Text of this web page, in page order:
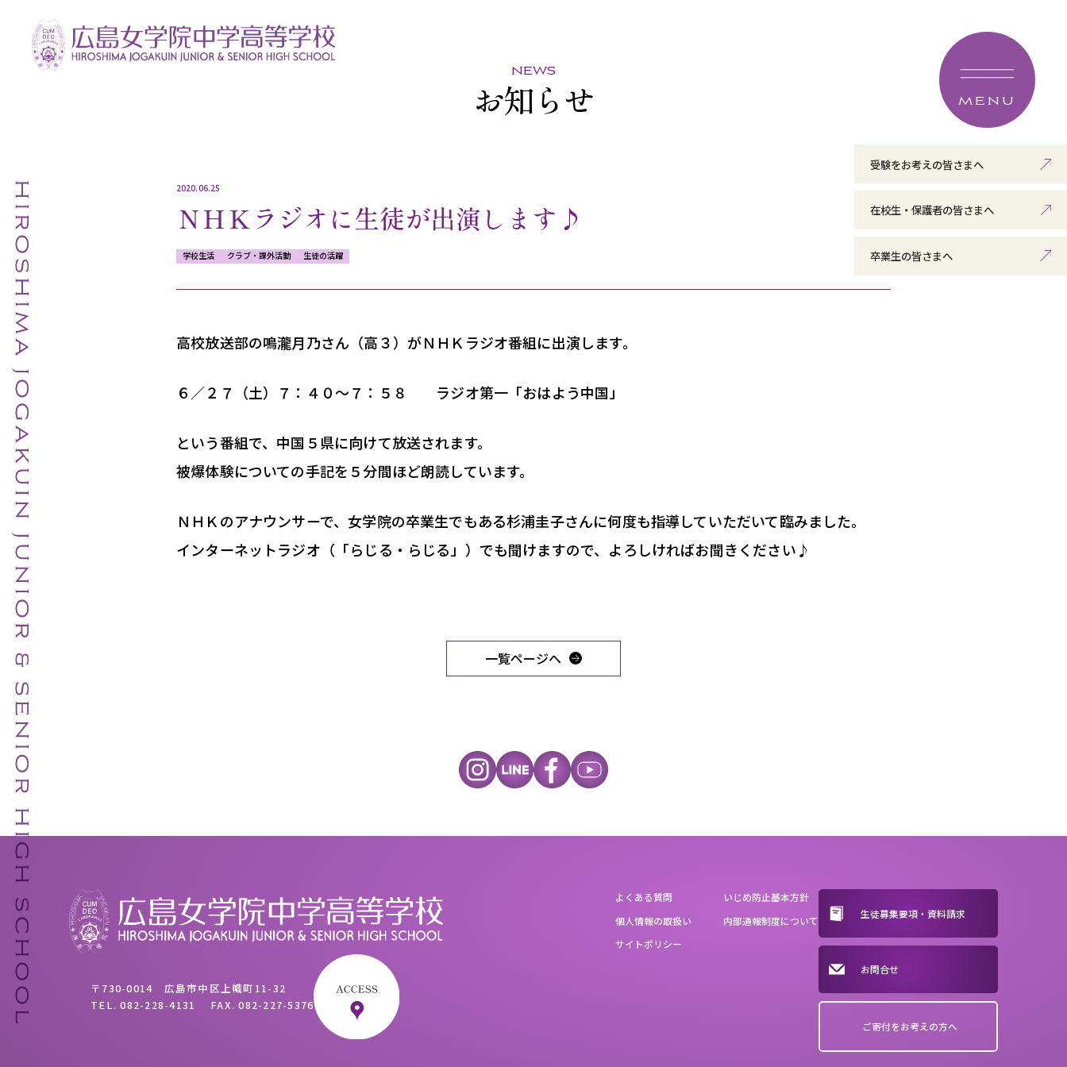
MENU
受験をお考えの皆さまへ
在校生・保護者の皆さまへ
卒業生の皆さまへ
news
お知らせ
2020.06.25
ＮＨＫラジオに生徒が出演します♪
学校生活 クラブ・課外活動 生徒の活躍
高校放送部の鳴瀧月乃さん（高３）がＮＨＫラジオ番組に出演します。
６／２７（土）７：４０～７：５８ ラジオ第一「おはよう中国」
という番組で、中国５県に向けて放送されます。
被爆体験についての手記を５分間ほど朗読しています。
ＮＨＫのアナウンサーで、女学院の卒業生でもある杉浦圭子さんに何度も指導していただいて臨みました。
インターネットラジオ（「らじる・らじる」）でも聞けますので、よろしければお聞きください♪
一覧ページへ
〒730-0014 広島市中区上幟町11-32
TEL.082-228-4131 FAX.082-227-5376
よくある質問
個人情報の取扱い
サイトポリシー
いじめ防止基本方針
内部通報制度について
生徒募集要項・資料請求
お問合せ
ご寄付をお考えの方へ